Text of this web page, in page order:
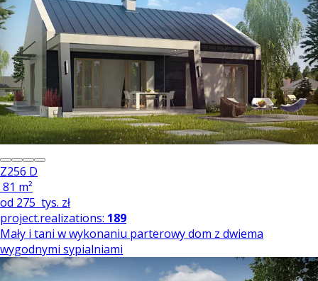
Z256 D
81 m²
od 275 tys. zł
project.realizations: 189
Mały i tani w wykonaniu parterowy dom z dwiema
wygodnymi sypialniami